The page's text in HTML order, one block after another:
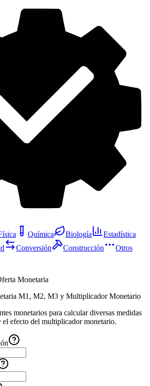
Química Biología
Estadística
Conversión Construcción Otros
Monetaria
M1, M2, M3 y Multiplicador Monetario
monetarios para calcular diversas medidas
el efecto del multiplicador monetario.